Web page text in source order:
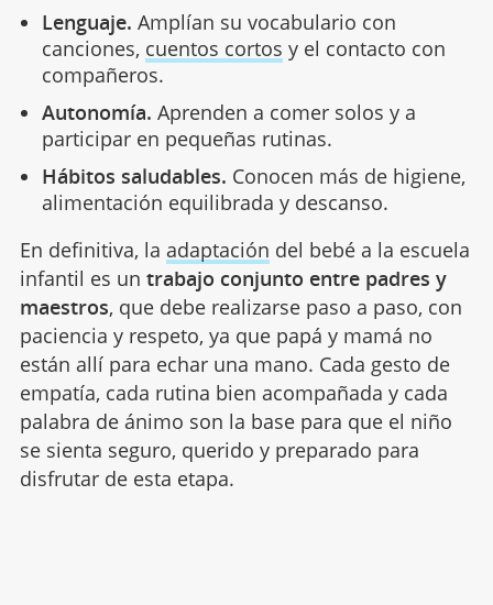
Lenguaje. Amplían su vocabulario con
canciones, cuentos cortos y el contacto con
compañeros.
Autonomía. Aprenden a comer solos y a
participar en pequeñas rutinas.
Hábitos saludables. Conocen más de higiene,
alimentación equilibrada y descanso.
En definitiva, la adaptación del bebé a la escuela
infantil es un trabajo conjunto entre padres y
maestros, que debe realizarse paso a paso, con
paciencia y respeto, ya que papá y mamá no
están allí para echar una mano. Cada gesto de
empatía, cada rutina bien acompañada y cada
palabra de ánimo son la base para que el niño
se sienta seguro, querido y preparado para
disfrutar de esta etapa.